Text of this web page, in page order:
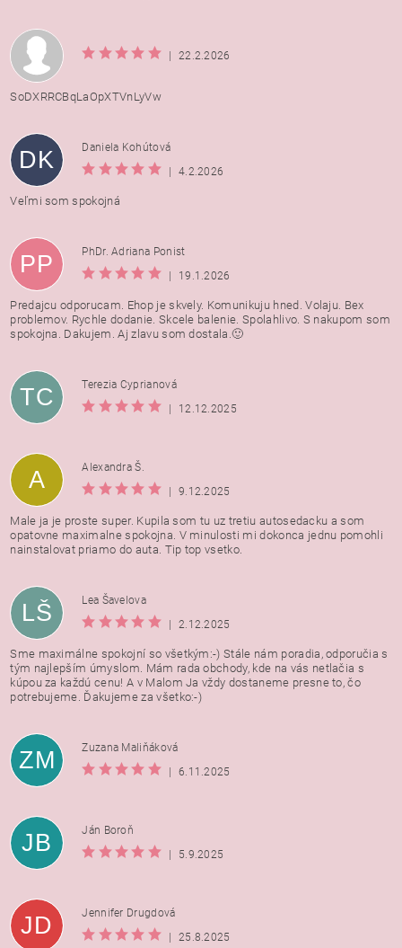
| 22.2.2026
SoDXRRCBqLaOpXTVnLyVw
DK
Daniela Kohútová
|
4.2.2026
Veľmi som spokojná
PP
PhDr. Adriana Ponist
|
19.1.2026
Predajcu odporucam. Ehop je skvely. Komunikuju hned. Volaju. Bex
problemov. Rychle dodanie. Skcele balenie. Spolahlivo. S nakupom som
spokojna. Dakujem. Aj zlavu som dostala.🙂
TC
Terezia Cyprianová
|
12.12.2025
A
Alexandra Š.
|
9.12.2025
Male ja je proste super. Kupila som tu uz tretiu autosedacku a som
opatovne maximalne spokojna. V minulosti mi dokonca jednu pomohli
nainstalovat priamo do auta. Tip top vsetko.
LŠ
Lea Šavelova
|
2.12.2025
Sme maximálne spokojní so všetkým:-) Stále nám poradia, odporučia s
tým najlepším úmyslom. Mám rada obchody, kde na vás netlačia s
kúpou za každú cenu! A v Malom Ja vždy dostaneme presne to, čo
potrebujeme. Ďakujeme za všetko:-)
ZM
Zuzana Maliňáková
|
6.11.2025
JB
Ján Boroň
|
5.9.2025
JD
Jennifer Drugdová
|
25.8.2025